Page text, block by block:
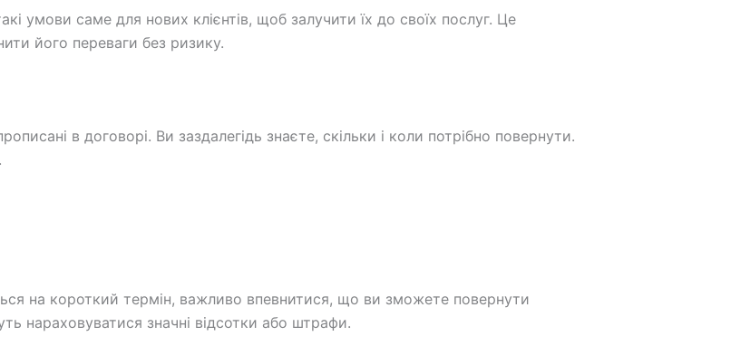
умови саме для нових клієнтів, щоб залучити їх до своїх послуг. Це
його переваги без ризику.
в договорі. Ви заздалегідь знаєте, скільки і коли потрібно повернути.
на короткий термін, важливо впевнитися, що ви зможете повернути
нараховуватися значні відсотки або штрафи.